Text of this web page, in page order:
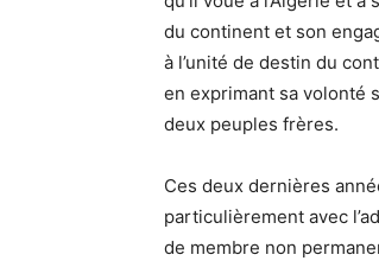
du continent et son
à l’unité de destin du
en exprimant sa volonté
deux peuples frères.
Ces deux dernières
particulièrement avec
de membre non